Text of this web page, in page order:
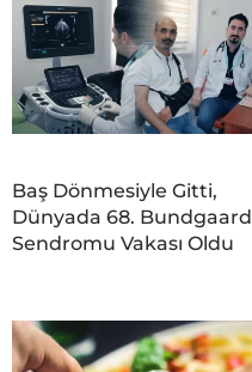
Baş Dönmesiyle Gitti,
Dünyada 68. Bundgaard
Sendromu Vakası Oldu